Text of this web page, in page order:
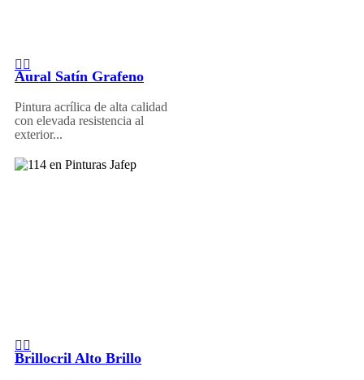
Aural Satín Grafeno
Pintura acrílica de alta calidad
con elevada resistencia al
exterior...
Brillocril Alto Brillo